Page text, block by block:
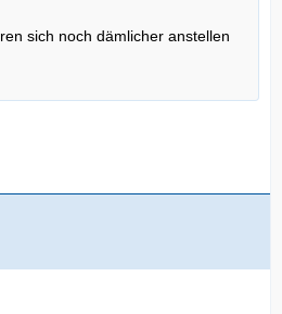
sich noch dämlicher anstellen